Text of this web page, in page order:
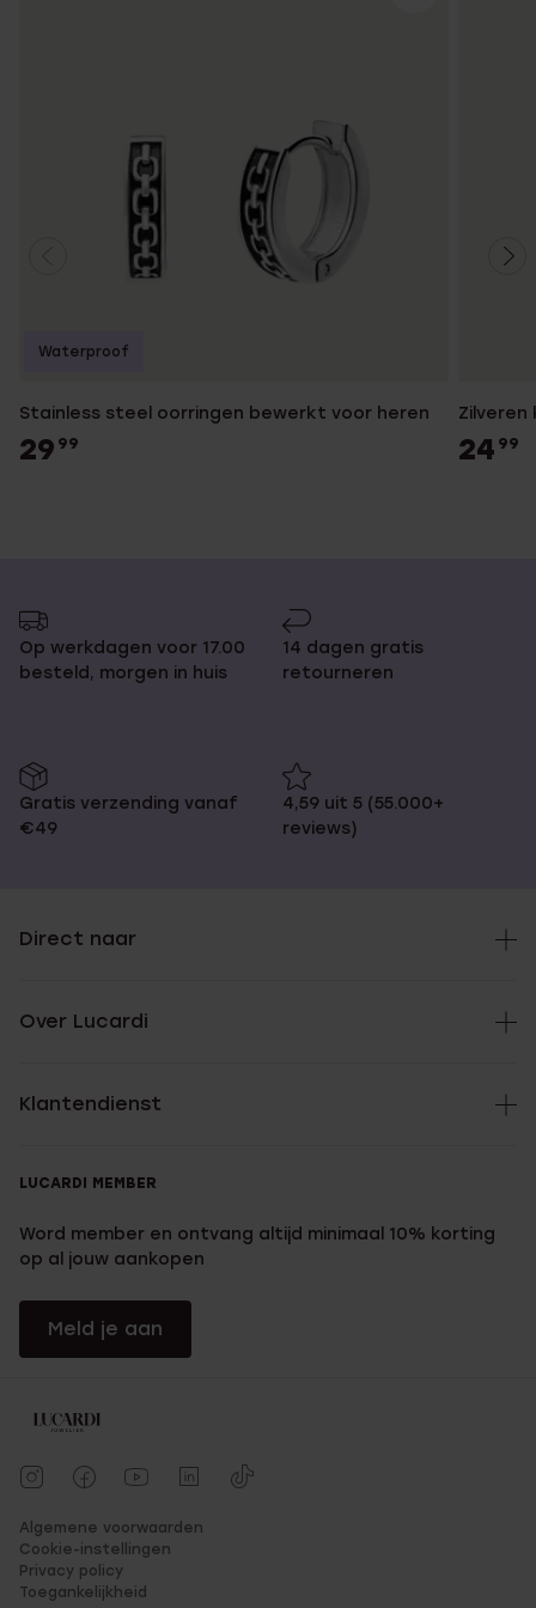
Stainless steel oorringen bewerkt voor heren
29 99
Waterproof
Zilveren
24 99
Op werkdagen voor 17.00
besteld, morgen in huis
14 dagen gratis
retourneren
Gratis verzending vanaf
€49
4,59 uit 5 (55.000+
reviews)
Direct naar
Over Lucardi
Klantendienst
LUCARDI MEMBER
Word member en ontvang altijd minimaal 10% korting
op al jouw aankopen
Meld je aan
Algemene voorwaarden
Cookie-instellingen
Privacy policy
Toegankelijkheid